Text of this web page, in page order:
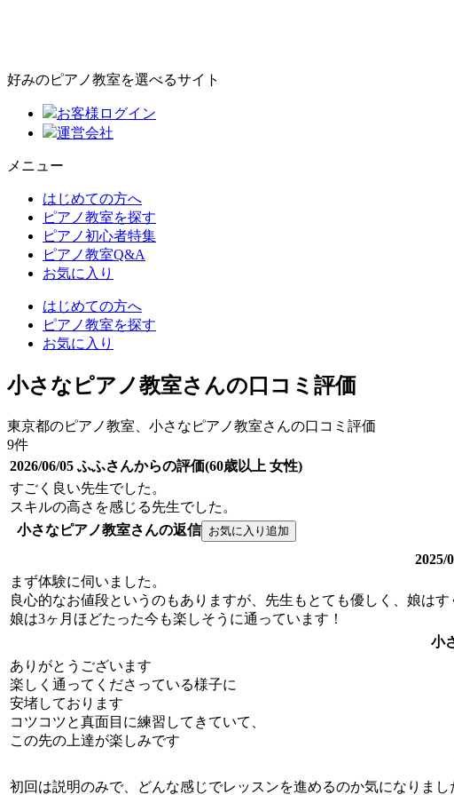
好みのピアノ教室を選べるサイト
お客様ログイン
運営会社
メニュー
はじめての方へ
ピアノ教室を探す
ピアノ初心者特集
ピアノ教室Q&A
お気に入り
はじめての方へ
ピアノ教室を探す
お気に入り
小さなピアノ教室さんの口コミ評価
東京都のピアノ教室、小さなピアノ教室さんの口コミ評価
9件
2026/06/05 ふふさんからの評価(60歳以上 女性)
すごく良い先生でした。
スキルの高さを感じる先生でした。
小さなピアノ教室さんの返信
2025/
まず体験に伺いました。
良心的なお値段というのもありますが、先生もとても優しく、娘は
娘は3ヶ月ほどたった今も楽しそうに通っています！
小
ありがとうございます
楽しく通ってくださっている様子に
安堵しております
コツコツと真面目に練習してきていて、
この先の上達が楽しみです
初回は説明のみで、どんな感じでレッスンを進めるのか気になりま